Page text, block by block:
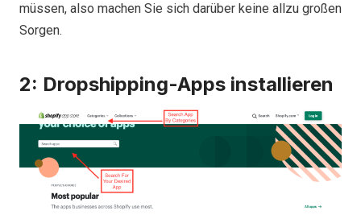
müssen, also machen Sie sich darüber keine allzu großen
Sorgen.
2: Dropshipping-Apps installieren